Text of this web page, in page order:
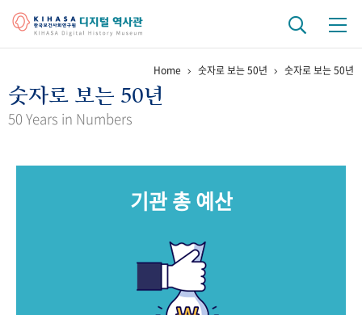
걸어온 길 기관 변천사 역대 기관장
키워드로 보는 연구 역사
문서 기록물 행정박물
Home 숫자로 보는 50년 숫자로 보는 50년
숫자로 보는 50년
50 Years in Numbers
기관 총 예산